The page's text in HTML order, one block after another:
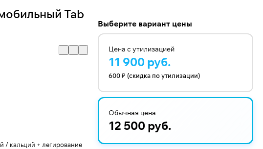
Tab
/ кальций + легирование
Выберите вариант цены
Цена с утилизацией
11 900 руб.
600 ₽ (скидка по утилизации)
Обычная цена
12 500 руб.